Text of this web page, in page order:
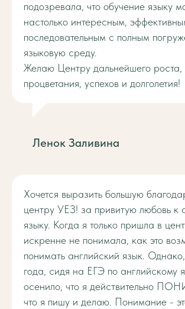
подозревала, что обучение языку
настолько интересным,
последовательным с полным
языковую среду.
Желаю Центру дальнейшего роста,
процветания, успехов и долголетия!
Ленок Заливина
Хочется выразить большую
центру УЕЗ! за привитую любовь к
языку. Когда я только пришла в
искренне не понимала, как это
понимать английский язык.
года, сидя на ЕГЭ по английскому
осенило, что я действительно
что я пишу и делаю. Понимание -